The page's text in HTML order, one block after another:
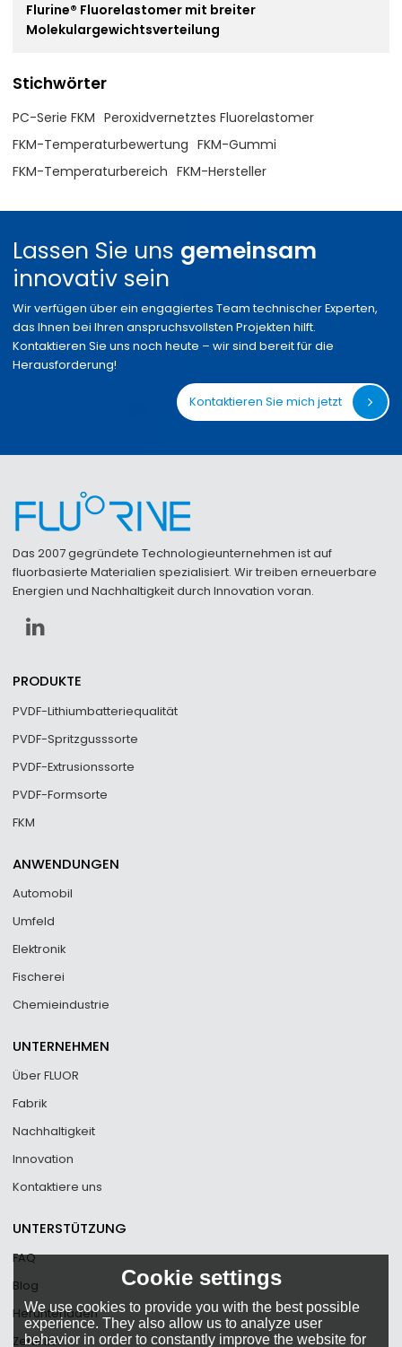
Flurine® Fluorelastomer mit breiter
Molekulargewichtsverteilung
Stichwörter
PC-Serie FKM Peroxidvernetztes Fluorelastomer
FKM-Temperaturbewertung FKM-Gummi
FKM-Temperaturbereich FKM-Hersteller
Lassen Sie uns gemeinsam
innovativ sein
Wir verfügen über ein engagiertes Team technischer Experten,
das Ihnen bei Ihren anspruchsvollsten Projekten hilft.
Kontaktieren Sie uns noch heute – wir sind bereit für die
Herausforderung!
Kontaktieren Sie mich jetzt
Das 2007 gegründete Technologieunternehmen ist auf
fluorbasierte Materialien spezialisiert. Wir treiben erneuerbare
Energien und Nachhaltigkeit durch Innovation voran.
PRODUKTE
PVDF-Lithiumbatteriequalität
PVDF-Spritzgusssorte
PVDF-Extrusionssorte
PVDF-Formsorte
FKM
ANWENDUNGEN
Automobil
Umfeld
Elektronik
Fischerei
Chemieindustrie
UNTERNEHMEN
Über FLUOR
Fabrik
Nachhaltigkeit
Innovation
Kontaktiere uns
UNTERSTÜTZUNG
FAQ
Blog
Herunterladen
Zertifikat
Cookie settings
We use cookies to provide you with the best possible
experience. They also allow us to analyze user
behavior in order to constantly improve the website for